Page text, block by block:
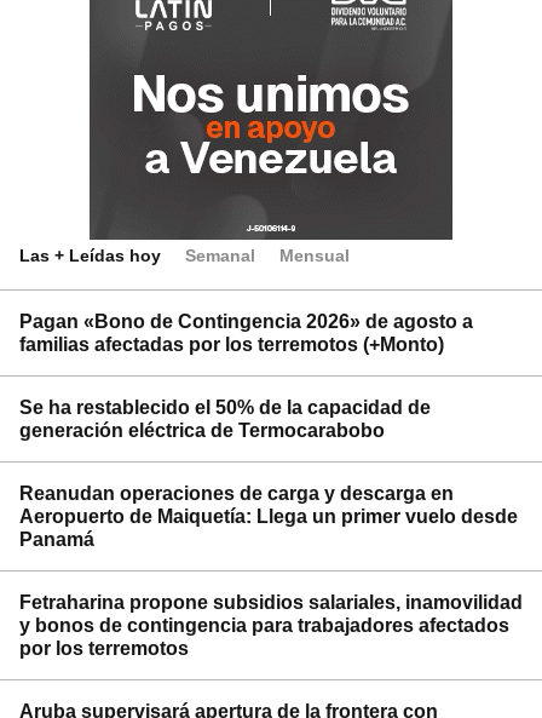
Las + Leídas hoy Semanal Mensual
Pagan «Bono de Contingencia 2026» de agosto a
familias afectadas por los terremotos (+Monto)
Se ha restablecido el 50% de la capacidad de
generación eléctrica de Termocarabobo
Reanudan operaciones de carga y descarga en
Aeropuerto de Maiquetía: Llega un primer vuelo desde
Panamá
Fetraharina propone subsidios salariales, inamovilidad
y bonos de contingencia para trabajadores afectados
por los terremotos
Aruba supervisará apertura de la frontera con